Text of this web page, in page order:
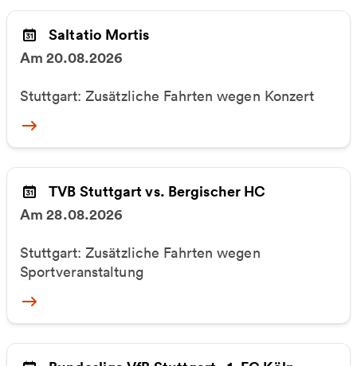
Saltatio Mortis
Am 20.08.2026
Stuttgart: Zusätzliche Fahrten wegen Konzert
More
TVB Stuttgart vs. Bergischer HC
Am 28.08.2026
Stuttgart: Zusätzliche Fahrten wegen
Sportveranstaltung
More